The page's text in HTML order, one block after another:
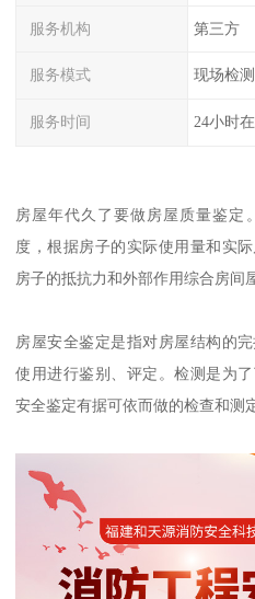
服务机构 第三方
服务模式 现场检测
服务时间 24小时
房屋年代久了要做房屋质量鉴定
度，根据房子的实际使用量和实
房子的抵抗力和外部作用综合房间
房屋安全鉴定是指对房屋结构的
使用进行鉴别、评定。检测是为
安全鉴定有据可依而做的检查和测